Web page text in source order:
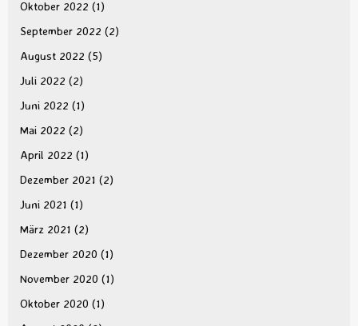
Oktober 2022 (1)
September 2022 (2)
August 2022 (5)
Juli 2022 (2)
Juni 2022 (1)
Mai 2022 (2)
April 2022 (1)
Dezember 2021 (2)
Juni 2021 (1)
März 2021 (2)
Dezember 2020 (1)
November 2020 (1)
Oktober 2020 (1)